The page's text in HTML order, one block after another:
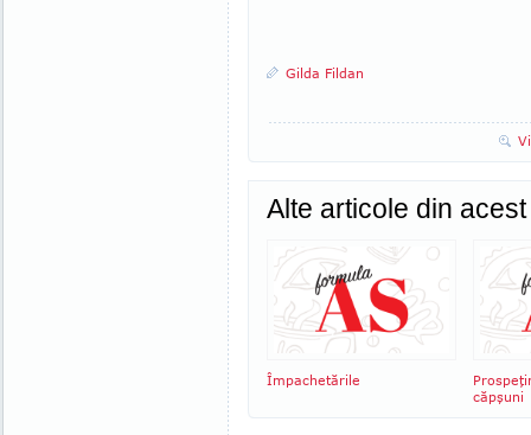
Gilda Fildan
Alte articole din
Împachetările
căpşuni